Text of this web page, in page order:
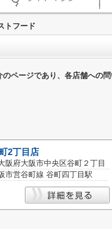
トフード
ページであり、各店舗への問
2丁目店
阪府大阪市中央区谷町２丁目
市営谷町線 谷町四丁目駅